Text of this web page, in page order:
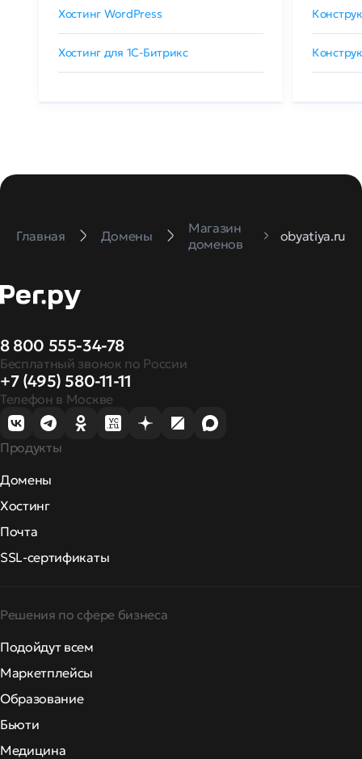
Хостинг WordPress
Хостинг для 1C-Битрикс
Главная Домены
Магазин
доменов
obyatiya.ru
8 800 555-34-78
Бесплатный звонок по России
+7 (495) 580-11-11
Телефон в Москве
Продукты
Домены
Хостинг
Почта
SSL-сертификаты
Решения по сфере бизнеса
Подойдут всем
Маркетплейсы
Образование
Бьюти
Медицина